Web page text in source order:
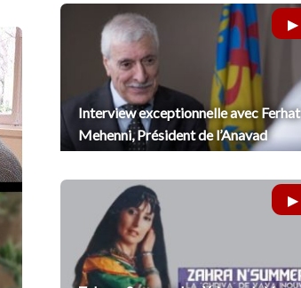
Interview exceptionnelle avec Ferhat
Mehenni, Président de l’Anavad